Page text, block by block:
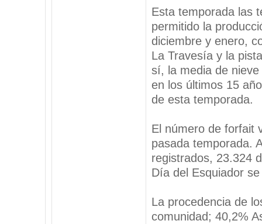
Esta temporada las
permitido la
diciembre y enero,
La Travesía y la
sí, la media de
en los últimos 15
de esta temporada.
El número de forfait
pasada temporada.
registrados, 23.324
Día del Esquiador
La procedencia de
comunidad; 40,2%